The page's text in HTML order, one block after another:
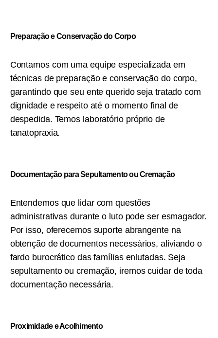
Preparação e Conservação do Corpo
Contamos com uma equipe especializada em
técnicas de preparação e conservação do corpo,
garantindo que seu ente querido seja tratado com
dignidade e respeito até o momento final de
despedida. Temos laboratório próprio de
tanatopraxia.
Documentação para Sepultamento ou Cremação
Entendemos que lidar com questões
administrativas durante o luto pode ser esmagador.
Por isso, oferecemos suporte abrangente na
obtenção de documentos necessários, aliviando o
fardo burocrático das famílias enlutadas. Seja
sepultamento ou cremação, iremos cuidar de toda
documentação necessária.
Proximidade e Acolhimento